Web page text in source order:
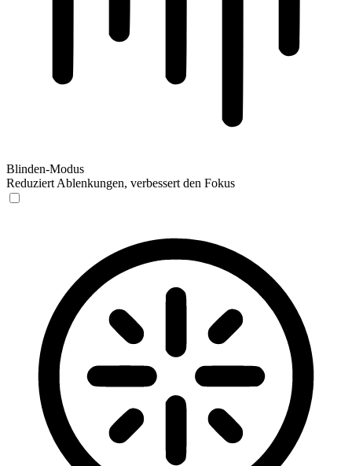
Blinden-Modus
Reduziert Ablenkungen, verbessert den Fokus